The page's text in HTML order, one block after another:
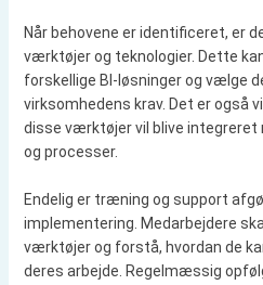
Når behovene er identificeret, er
værktøjer og teknologier. Dette
forskellige BI-løsninger og vælge
virksomhedens krav. Det er også
disse værktøjer vil blive
og processer.
Endelig er træning og support
implementering. Medarbejdere
værktøjer og forstå, hvordan de
deres arbejde. Regelmæssig